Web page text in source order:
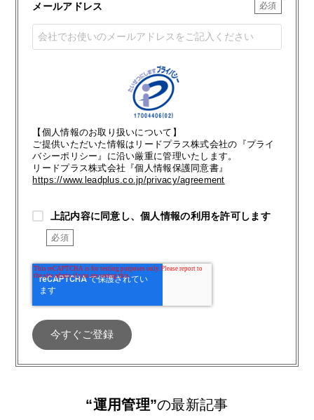
メールアドレス
【個人情報のお取り扱いについて】
ご提供いただいた情報はリードプラス株式会社の『プライ
バシーポリシー』に沿い厳重に管理いたします。
リードプラス株式会社『個人情報保護同意書』
https://www.leadplus.co.jp/privacy/agreement
上記内容に同意し、個人情報の利用を許可します
“運用管理”の最新記事